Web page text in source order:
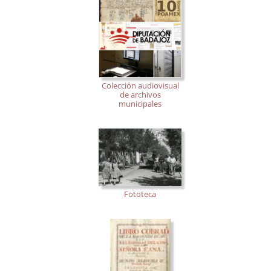
Colección audiovisual
de archivos
municipales
Fototeca